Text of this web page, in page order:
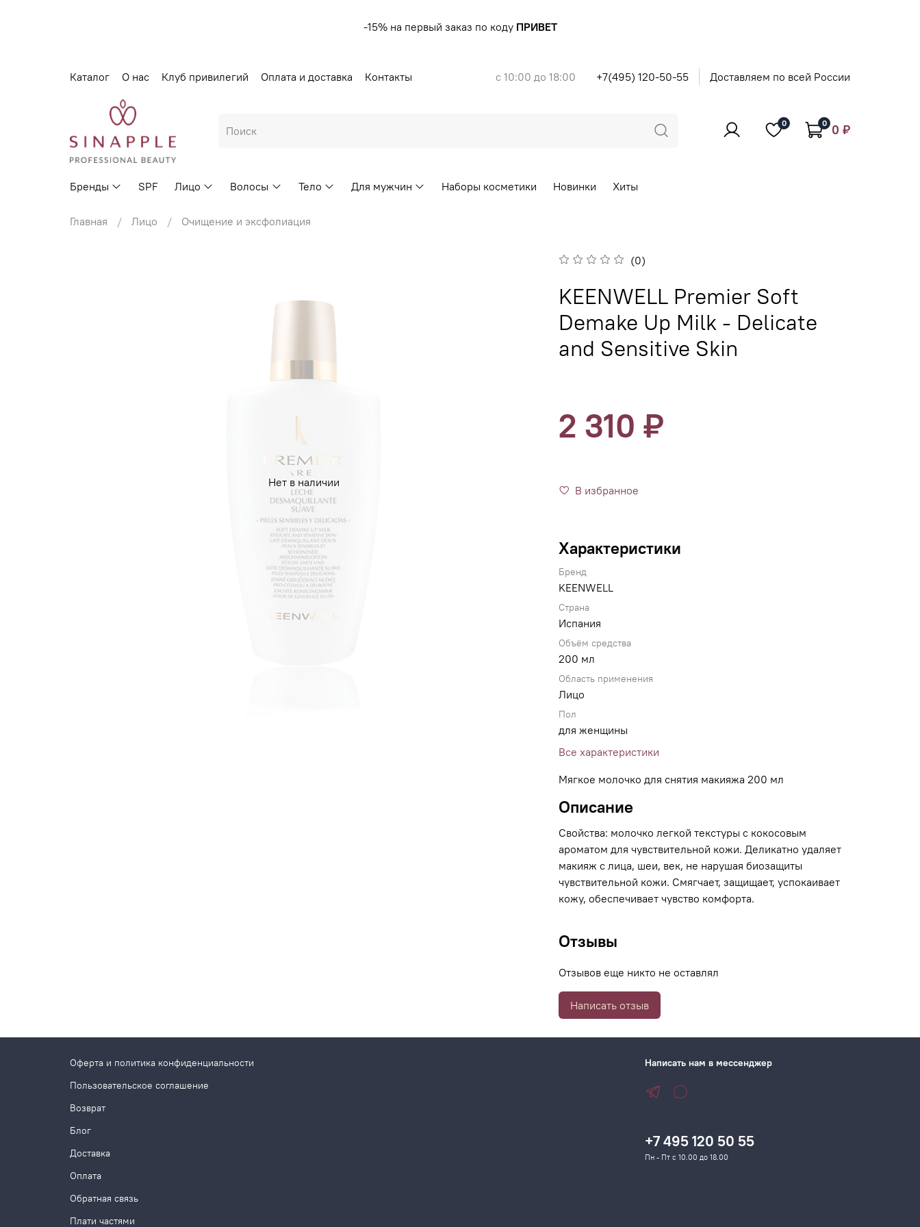
-15% на первый заказ по коду ПРИВЕТ
Каталог О нас Клуб привилегий Оплата и доставка Контакты с 10:00 до 18:00 +7(495) 120-50-55 Доставляем по всей России
0 0 0 ₽
Бренды SPF Лицо Волосы Тело Для мужчин Наборы косметики Новинки Хиты
Главная Лицо Очищение и эксфолиация
Нет в наличии
(0)
KEENWELL Premier Soft
Demake Up Milk - Delicate
and Sensitive Skin
2 310 ₽
В избранное
Характеристики
Бренд
KEENWELL
Страна
Испания
Объём средства
200 мл
Область применения
Лицо
Пол
для женщины
Все характеристики
Мягкое молочко для снятия макияжа 200 мл
Описание
Свойства: молочко легкой текстуры с кокосовым
ароматом для чувствительной кожи. Деликатно удаляет
макияж с лица, шеи, век, не нарушая биозащиты
чувствительной кожи. Смягчает, защищает, успокаивает
кожу, обеспечивает чувство комфорта.
Отзывы
Отзывов еще никто не оставлял
Написать отзыв
Оферта и политика конфиденциальности
Пользовательское соглашение
Возврат
Блог
Доставка
Оплата
Обратная связь
Плати частями
Написать нам в мессенджер
+7 495 120 50 55
Пн - Пт с 10.00 до 18.00